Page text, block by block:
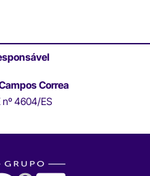
Correa
nº 4604/ES